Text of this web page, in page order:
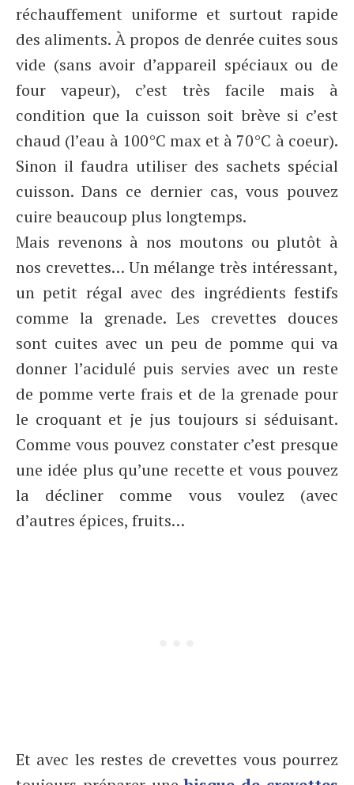
réchauffement uniforme et surtout rapide
des aliments. À propos de denrée cuites sous
vide (sans avoir d’appareil spéciaux ou de
four vapeur), c’est très facile mais à
condition que la cuisson soit brève si c’est
chaud (l’eau à 100°C max et à 70°C à coeur).
Sinon il faudra utiliser des sachets spécial
cuisson. Dans ce dernier cas, vous pouvez
cuire beaucoup plus longtemps.
Mais revenons à nos moutons ou plutôt à
nos crevettes… Un mélange très intéressant,
un petit régal avec des ingrédients festifs
comme la grenade. Les crevettes douces
sont cuites avec un peu de pomme qui va
donner l’acidulé puis servies avec un reste
de pomme verte frais et de la grenade pour
le croquant et je jus toujours si séduisant.
Comme vous pouvez constater c’est presque
une idée plus qu’une recette et vous pouvez
la décliner comme vous voulez (avec
d’autres épices, fruits…
Et avec les restes de crevettes vous pourrez